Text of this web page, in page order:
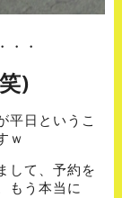
・・
)
平日というこ
ｗ
して、予約を
もう本当に